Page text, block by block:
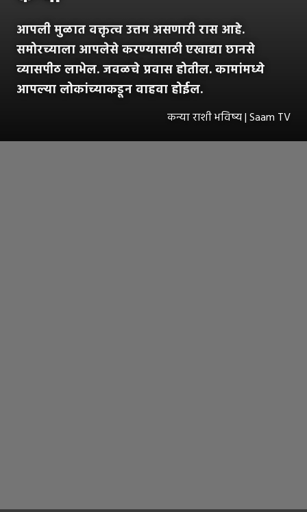
आपली मुळात वक्तृत्व उत्तम असणारी रास आहे.
समोरच्याला आपलेसे करण्यासाठी एखाद्या छानसे
व्यासपीठ लाभेल. जवळचे प्रवास होतील. कामांमध्ये
आपल्या लोकांच्याकडून वाहवा होईल.
कन्या राशी भविष्य | Saam TV